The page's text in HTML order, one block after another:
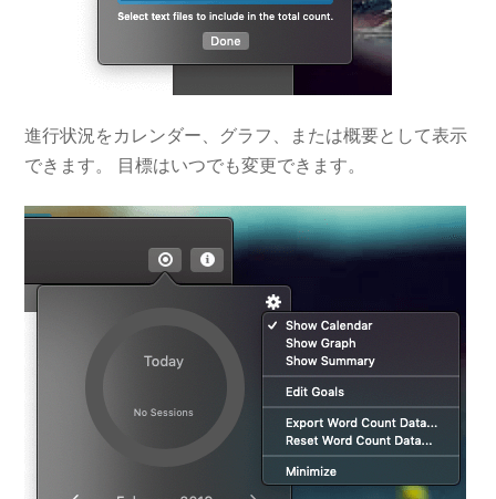
進行状況をカレンダー、グラフ、または概要として表示
できます。 目標はいつでも変更できます。